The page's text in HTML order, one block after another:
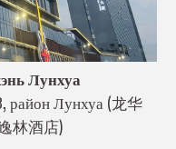
Лунхуа
район Лунхуа (龙华
林酒店)